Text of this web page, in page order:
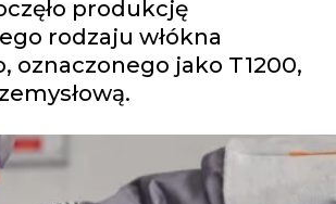
produkcję
rodzaju włókna
oznaczonego jako T1200,